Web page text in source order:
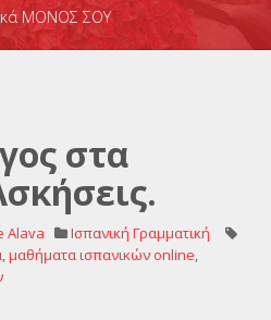
ΜΟΝΟΣ ΣΟΥ
στα
Alava
Ισπανική Γραμματική
,μαθήματα ισπανικών online,